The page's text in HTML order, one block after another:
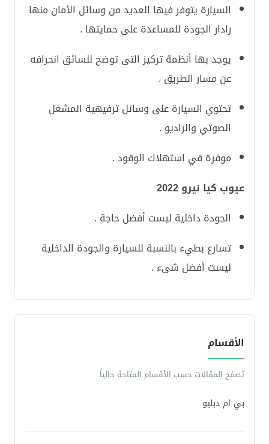
السيارة يتوفر فيها العديد من وسائل الأمان منها
رادار الجودة للمساعدة على حمايتها .
يوجد بها أنظمة تركيز التى توضح للسائق انحرافه
عن مسار الطريق .
تحتوي السيارة على وسائل ترفيهية المشغل
الصوتي والراديو .
موفرة في استهلاك الوقود .
عيوب كيا نيرو 2022
الجودة داخلية ليست أفضل حاجة .
تسارع بطيء بالنسبة للسيارة والجودة الداخلية
ليست أفضل شىء .
الأقسام
تصفح المقالات حسب الأقسام المتاحة حالياً.
بي ام دبليو